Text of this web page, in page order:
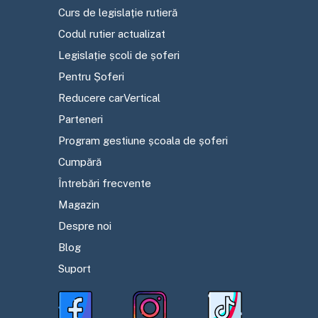
Curs de legislație rutieră
Codul rutier actualizat
Legislație școli de șoferi
Pentru Șoferi
Reducere carVertical
Parteneri
Program gestiune școala de șoferi
Cumpără
Întrebări frecvente
Magazin
Despre noi
Blog
Suport